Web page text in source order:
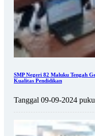
SMP Negeri 82 Maluku Tengah
Kualitas Pendidikan
Tanggal 09-09-2024